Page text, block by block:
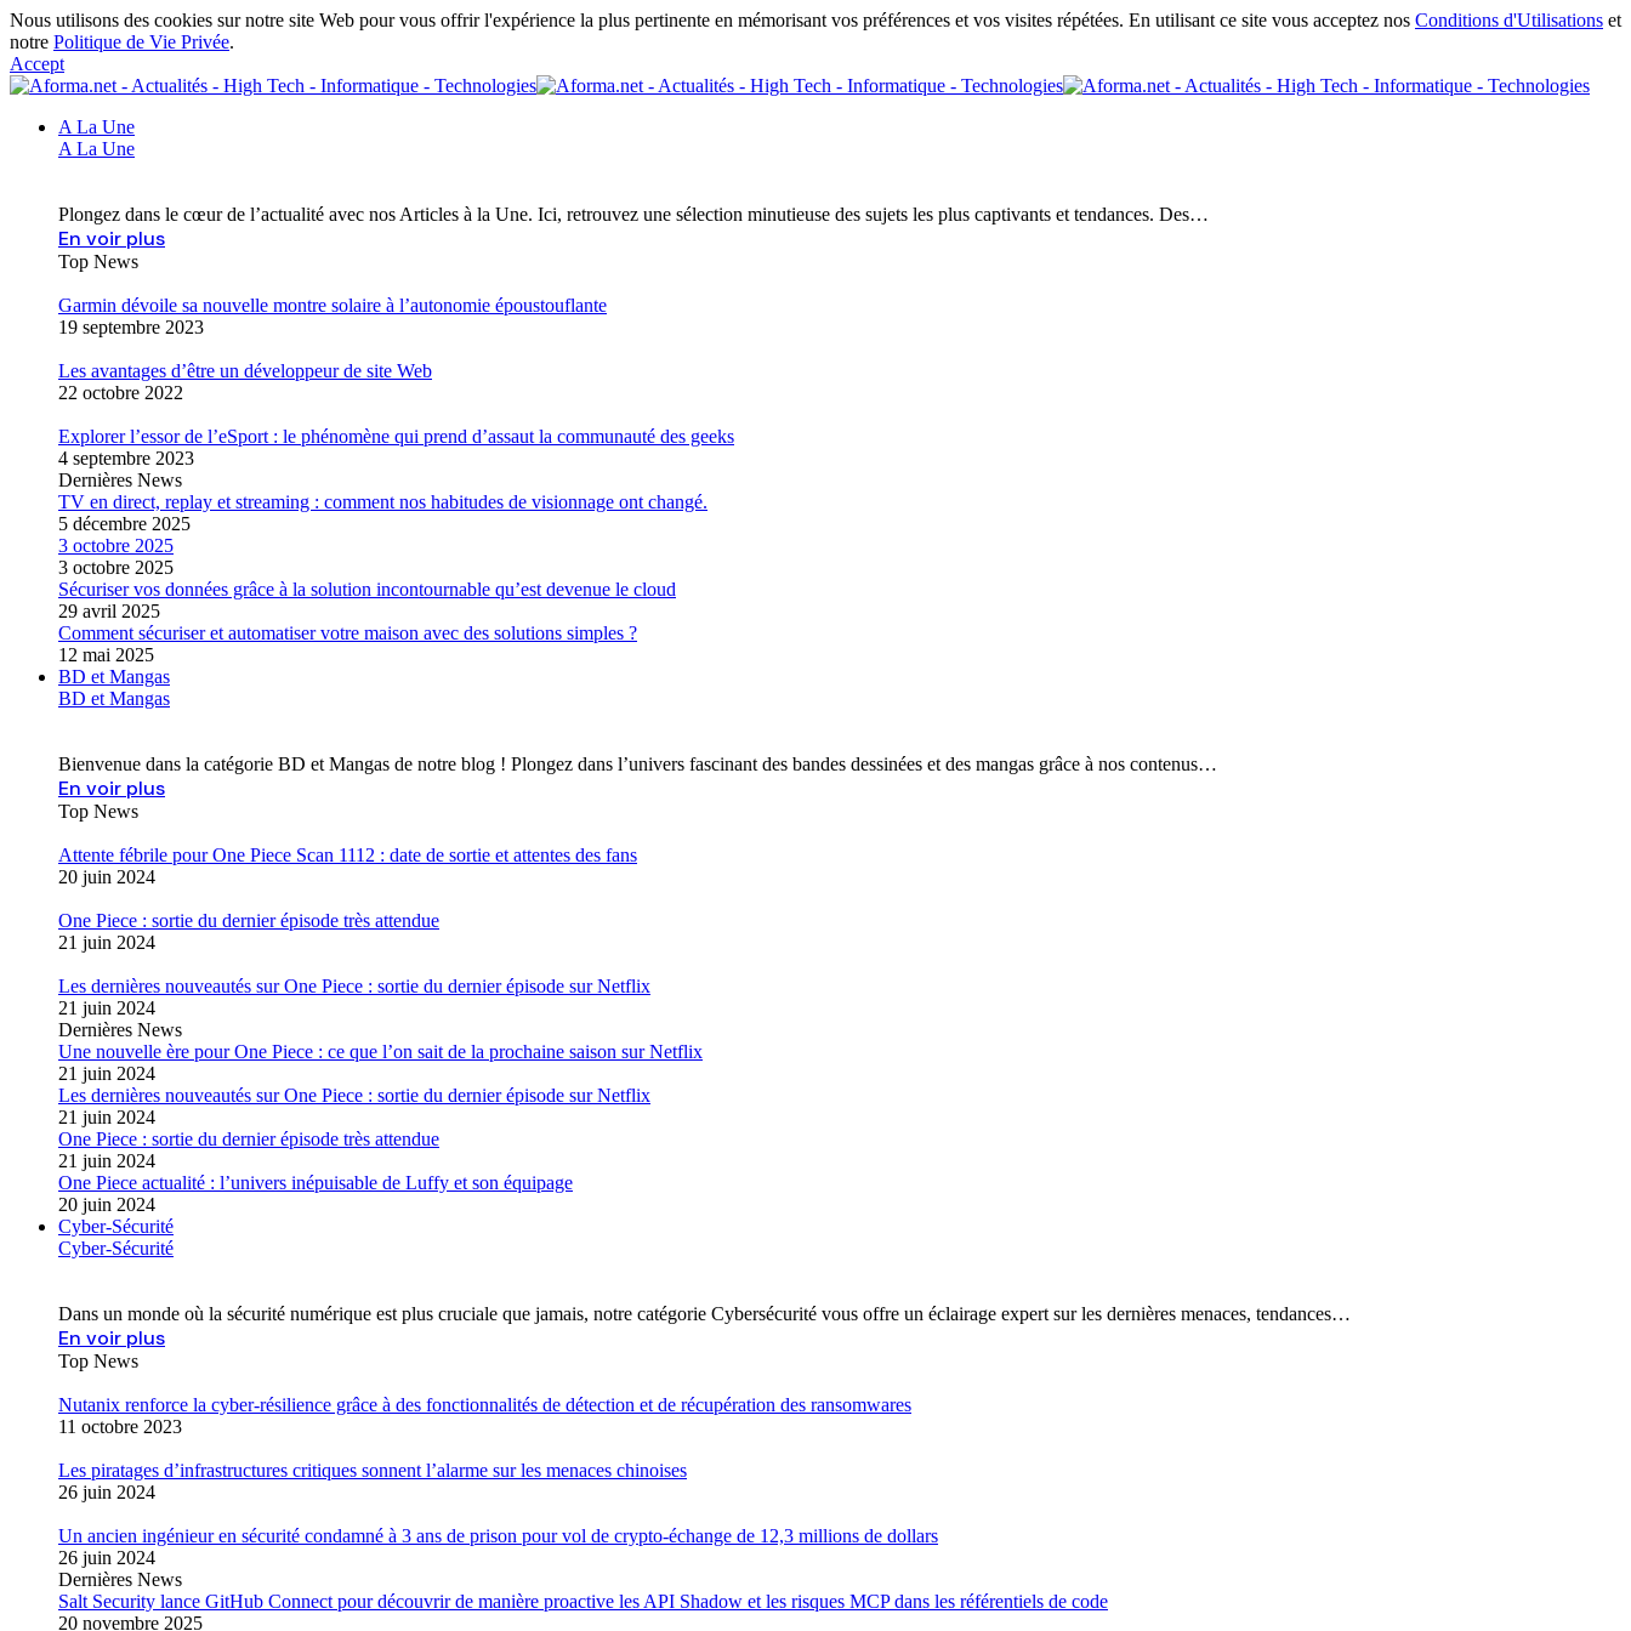
Nous utilisons des cookies sur notre site Web pour vous offrir l'expérience la plus pertinente en mémorisant vos préférences et vos visites répétées. En utilisant ce site vous acceptez nos Conditions d'Utilisations et
notre Politique de Vie Privée.
Accept
A La Une
A La Une
Plongez dans le cœur de l’actualité avec nos Articles à la Une. Ici, retrouvez une sélection minutieuse des sujets les plus captivants et tendances. Des…
En voir plus
Top News
Garmin dévoile sa nouvelle montre solaire à l’autonomie époustouflante
19 septembre 2023
Les avantages d’être un développeur de site Web
22 octobre 2022
Explorer l’essor de l’eSport : le phénomène qui prend d’assaut la communauté des geeks
4 septembre 2023
Dernières News
TV en direct, replay et streaming : comment nos habitudes de visionnage ont changé.
5 décembre 2025
3 octobre 2025
3 octobre 2025
Sécuriser vos données grâce à la solution incontournable qu’est devenue le cloud
29 avril 2025
Comment sécuriser et automatiser votre maison avec des solutions simples ?
12 mai 2025
BD et Mangas
BD et Mangas
Bienvenue dans la catégorie BD et Mangas de notre blog ! Plongez dans l’univers fascinant des bandes dessinées et des mangas grâce à nos contenus…
En voir plus
Top News
Attente fébrile pour One Piece Scan 1112 : date de sortie et attentes des fans
20 juin 2024
One Piece : sortie du dernier épisode très attendue
21 juin 2024
Les dernières nouveautés sur One Piece : sortie du dernier épisode sur Netflix
21 juin 2024
Dernières News
Une nouvelle ère pour One Piece : ce que l’on sait de la prochaine saison sur Netflix
21 juin 2024
Les dernières nouveautés sur One Piece : sortie du dernier épisode sur Netflix
21 juin 2024
One Piece : sortie du dernier épisode très attendue
21 juin 2024
One Piece actualité : l’univers inépuisable de Luffy et son équipage
20 juin 2024
Cyber-Sécurité
Cyber-Sécurité
Dans un monde où la sécurité numérique est plus cruciale que jamais, notre catégorie Cybersécurité vous offre un éclairage expert sur les dernières menaces, tendances…
En voir plus
Top News
Nutanix renforce la cyber-résilience grâce à des fonctionnalités de détection et de récupération des ransomwares
11 octobre 2023
Les piratages d’infrastructures critiques sonnent l’alarme sur les menaces chinoises
26 juin 2024
Un ancien ingénieur en sécurité condamné à 3 ans de prison pour vol de crypto-échange de 12,3 millions de dollars
26 juin 2024
Dernières News
Salt Security lance GitHub Connect pour découvrir de manière proactive les API Shadow et les risques MCP dans les référentiels de code
20 novembre 2025